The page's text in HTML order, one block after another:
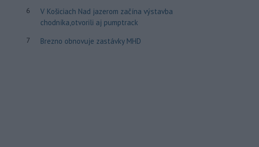
6
V Košiciach Nad jazerom začína výstavba
chodníka,otvorili aj pumptrack
7 Brezno obnovuje zastávky MHD